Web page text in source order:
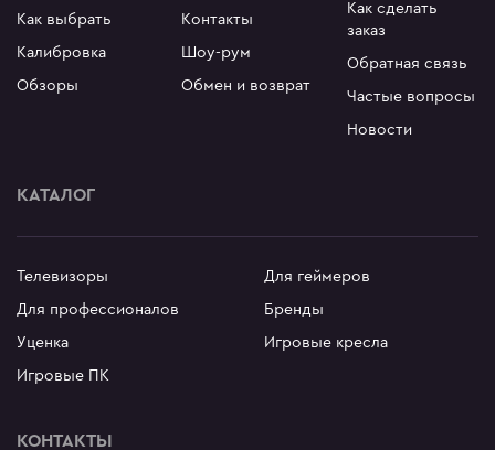
Как выбрать
Калибровка
Обзоры
Контакты
Шоу-рум
Обмен и возврат
Как сделать
заказ
Обратная связь
Частые вопросы
Новости
КАТАЛОГ
Телевизоры
Для геймеров
Для профессионалов
Бренды
Уценка
Игровые кресла
Игровые ПК
КОНТАКТЫ